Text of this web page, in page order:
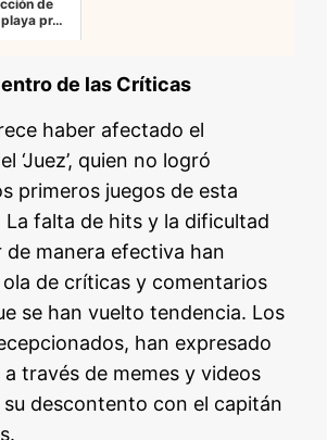
de
pr…
de las Críticas
haber afectado el
‘Juez’, quien no logró
primeros juegos de esta
La falta de hits y la dificultad
manera efectiva han
de críticas y comentarios
se han vuelto tendencia. Los
han expresado
través de memes y videos
descontento con el capitán